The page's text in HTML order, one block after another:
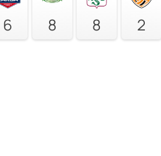
6 8 8 2